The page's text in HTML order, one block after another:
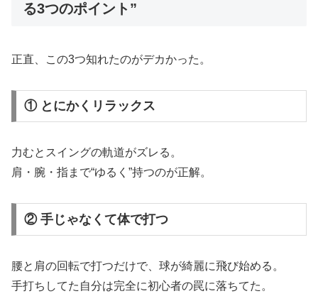
る3つのポイント”
正直、この3つ知れたのがデカかった。
① とにかくリラックス
力むとスイングの軌道がズレる。
肩・腕・指まで“ゆるく”持つのが正解。
② 手じゃなくて体で打つ
腰と肩の回転で打つだけで、球が綺麗に飛び始める。
手打ちしてた自分は完全に初心者の罠に落ちてた。